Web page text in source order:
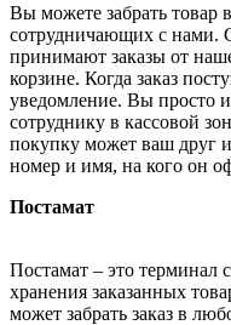
Вы можете забрать товар
сотрудничающих с нами.
принимают заказы от
корзине. Когда заказ
уведомление. Вы просто
сотруднику в кассовой
покупку может ваш друг
номер и имя, на кого он
Постамат
Постамат – это терминал
хранения заказанных
может забрать заказ в